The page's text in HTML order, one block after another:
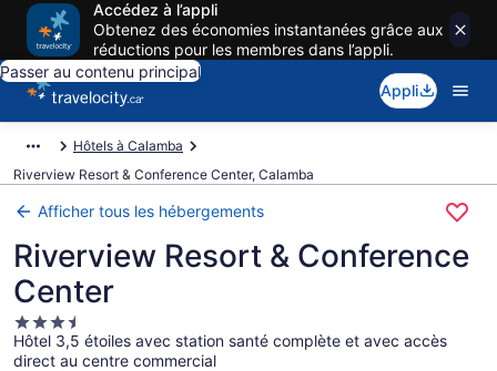
Accédez à l’appli
Obtenez des économies instantanées grâce aux
réductions pour les membres dans l’appli.
Passer au contenu principal
Appli
Hôtels à Calamba
Riverview Resort & Conference Center, Calamba
Afficher tous les hébergements
Riverview Resort & Conference
Center
Hébergement
3.5 étoiles
Hôtel 3,5 étoiles avec station santé complète et avec accès
direct au centre commercial